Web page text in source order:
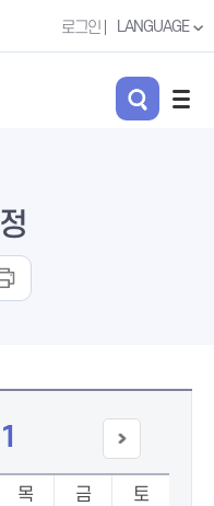
로그인 LANGUAGE
1
목 금 토